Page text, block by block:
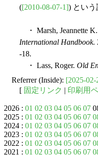
([2010-08-07-1]) という
・ Marsh, Jeannette
International Handbook.
-18.
・ Lass, Roger. Old
Referrer (Inside): [2025-02-
[ 固定リンク | 印刷用
2026 : 01 02 03 04 05 06 07
2025 : 01 02 03 04 05 06 07
2024 : 01 02 03 04 05 06 07
2023 : 01 02 03 04 05 06 07
2022 : 01 02 03 04 05 06 07
2021 : 01 02 03 04 05 06 07